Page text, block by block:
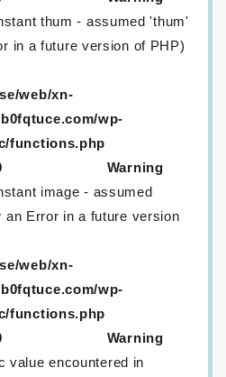
thum - assumed 'thum'
in a future version of PHP)
web/xn-
wp-
functions.php
Warning
image - assumed
Error in a future version
web/xn-
wp-
functions.php
Warning
value encountered in